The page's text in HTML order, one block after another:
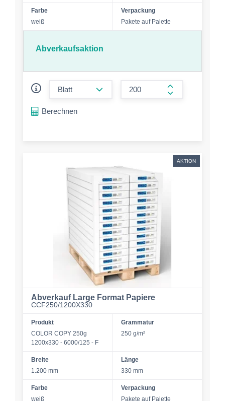
Farbe
weiß
Verpackung
Pakete auf Palette
Abverkaufsaktion
form.increase-
Berechnen
AKTION
Abverkauf Large Format Papiere
CCF250/1200X330
Produkt
COLOR COPY 250g
1200x330 - 6000/125 - F
Grammatur
250 g/m²
Breite
1.200 mm
Länge
330 mm
Farbe
weiß
Verpackung
Pakete auf Palette